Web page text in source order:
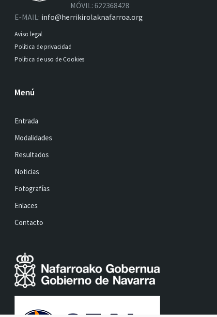
MÓVIL: 622368428
E-MAIL: info@herrikirolaknafarroa.org
Aviso legal
Política de privacidad
Política de uso de Cookies
Menú
Entrada
Modalidades
Resultados
Noticias
Fotografías
Enlaces
Contacto